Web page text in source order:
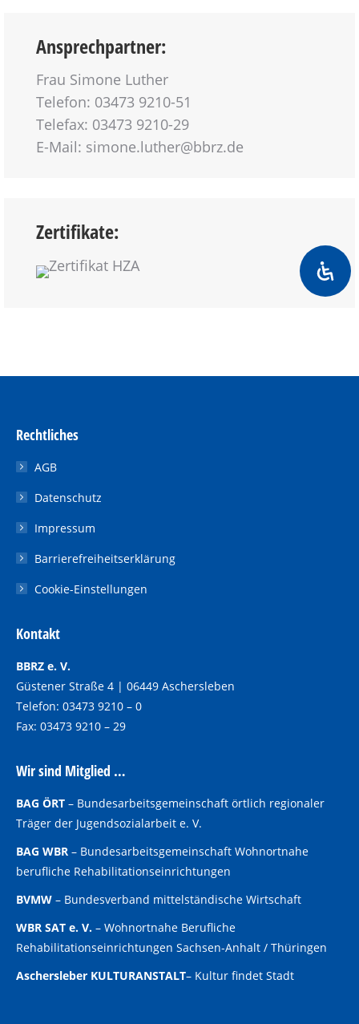
Ansprechpartner:
Frau Simone Luther
Telefon: 03473 9210-51
Telefax: 03473 9210-29
E-Mail: simone.luther@bbrz.de
Zertifikate:
Rechtliches
AGB
Datenschutz
Impressum
Barrierefreiheitserklärung
Cookie-Einstellungen
Kontakt
BBRZ e. V.
Güstener Straße 4 | 06449 Aschersleben
Telefon: 03473 9210 – 0
Fax: 03473 9210 – 29
Wir sind Mitglied …
BAG ÖRT – Bundesarbeitsgemeinschaft örtlich regionaler
Träger der Jugendsozialarbeit e. V.
BAG WBR – Bundesarbeitsgemeinschaft Wohnortnahe
berufliche Rehabilitationseinrichtungen
BVMW – Bundesverband mittelständische Wirtschaft
WBR SAT e. V. – Wohnortnahe Berufliche
Rehabilitationseinrichtungen Sachsen-Anhalt / Thüringen
Aschersleber KULTURANSTALT– Kultur findet Stadt